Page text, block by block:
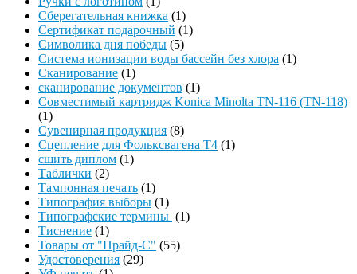
Сберегательная книжка (1)
Сертификат подарочный (1)
Символика дня победы (5)
Система ионизации воды бассейн без хлора (1)
Сканирование (1)
сканирование документов (1)
Совместимый картридж Konica Minolta TN-116 (TN-118)
(1)
Сувенирная продукция (8)
Сцепление для Фольксвагена Т4 (1)
сшить диплом (1)
Таблички (2)
Тампонная печать (1)
Типография выборы (1)
Типографские термины (1)
Тиснение (1)
Товары от "Прайд-С" (55)
Удостоверения (29)